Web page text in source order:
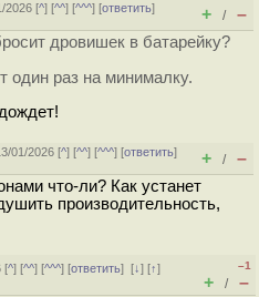
2026 [^] [^^] [^^^] [ответить]
+ / –
дровишек в батарейку?
один раз на минималку.
01/2026 [^] [^^] [^^^] [ответить]
+ / –
что-ли? Как устанет
производительность,
[^] [^^] [^^^] [ответить][↓] [↑]
–1
+ / –